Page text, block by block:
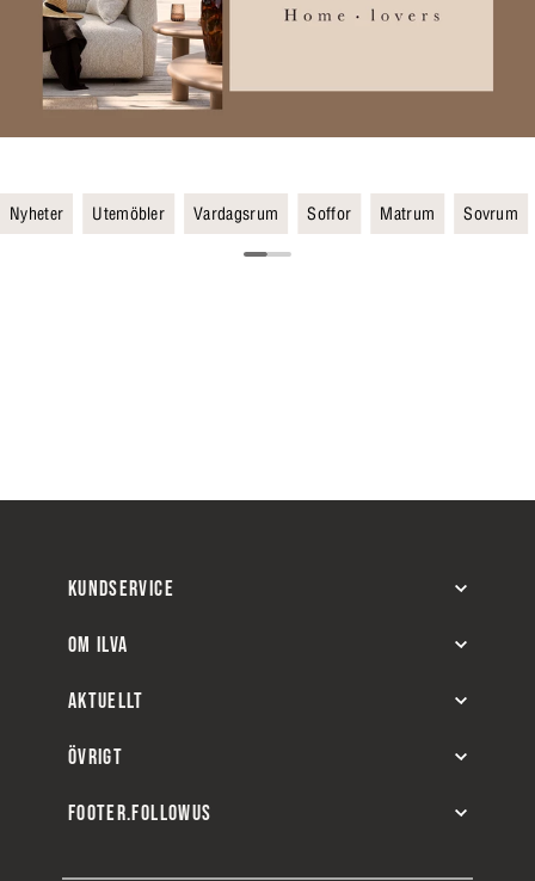
Nyheter Utemöbler Vardagsrum Soffor Matrum Sovrum
KUNDSERVICE
OM ILVA
AKTUELLT
ÖVRIGT
FOOTER.FOLLOWUS